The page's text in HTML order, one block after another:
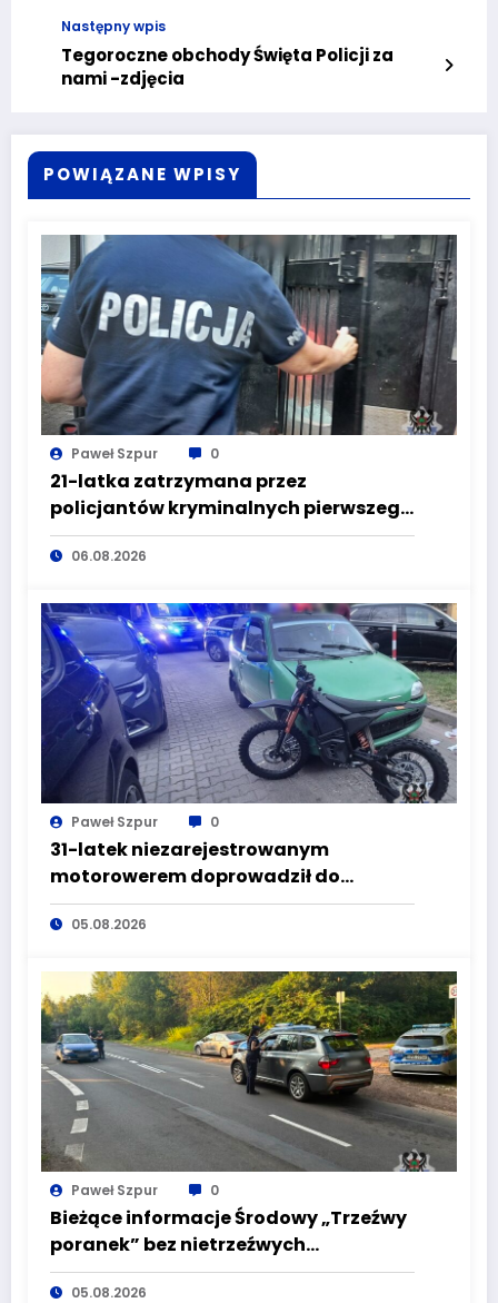
Następny wpis
Tegoroczne obchody Święta Policji za
nami -zdjęcia
POWIĄZANE WPISY
Paweł Szpur 0
21-latka zatrzymana przez
policjantów kryminalnych pierwszego
komisariatu za kradzieże sklepowe
06.08.2026
Paweł Szpur 0
31-latek niezarejestrowanym
motorowerem doprowadził do
wypadku będąc pod wpływem
alkoholu
05.08.2026
Paweł Szpur 0
Bieżące informacje Środowy „Trzeźwy
poranek” bez nietrzeźwych
kierujących! To cieszy!
05.08.2026